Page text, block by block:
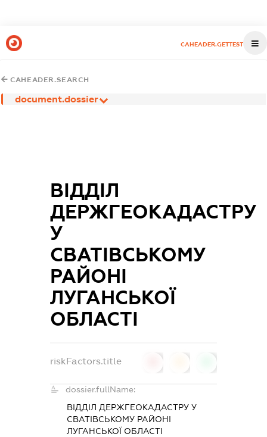
CAHEADER.GETTEST
CAHEADER.SEARCH
document.dossier
ВІДДІЛ
ДЕРЖГЕОКАДАСТРУ
У
СВАТІВСЬКОМУ
РАЙОНІ
ЛУГАНСЬКОЇ
ОБЛАСТІ
riskFactors.title
dossier.fullName:
ВІДДІЛ ДЕРЖГЕОКАДАСТРУ У
СВАТІВСЬКОМУ РАЙОНІ
ЛУГАНСЬКОЇ ОБЛАСТІ